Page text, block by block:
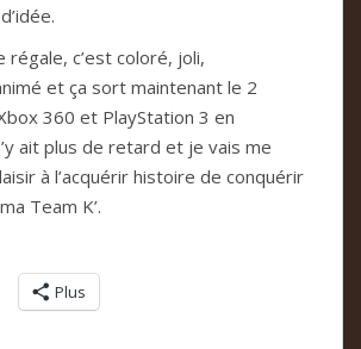
régale, c’est coloré, joli,
et ça sort maintenant le 2
360 et PlayStation 3 en
ait plus de retard et je vais me
à l’acquérir histoire de conquérir
Team K’.
Plus